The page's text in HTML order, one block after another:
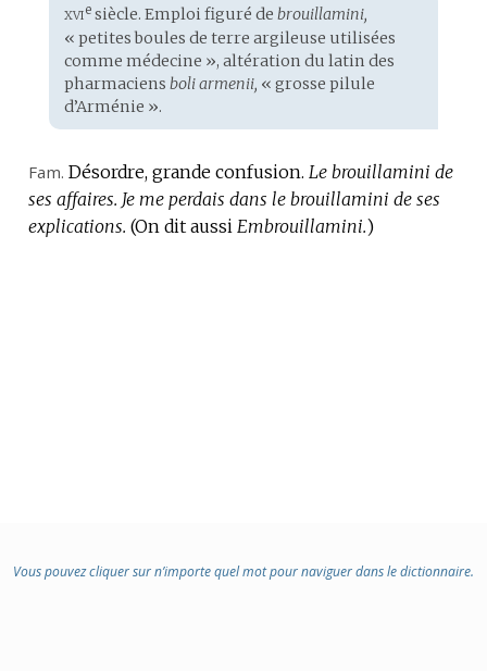
Étymologie
:
xviesiècle. Emploi figuré de brouillamini,
« petites boules de terre argileuse utilisées
comme médecine », altération du latin des
pharmaciens boli armenii, « grosse pilule
d’Arménie ».
Fam. Désordre, grande confusion. Le brouillamini de
ses affaires. Je me perdais dans le brouillamini de ses
explications. (On dit aussi Embrouillamini.)
Vous pouvez cliquer sur n’importe quel mot pour naviguer dans le dictionnaire.